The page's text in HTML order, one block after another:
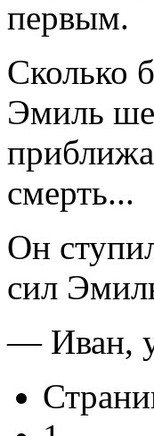
первым.
Сколько
Эмиль
смерть...
Он
сил
— Иван,